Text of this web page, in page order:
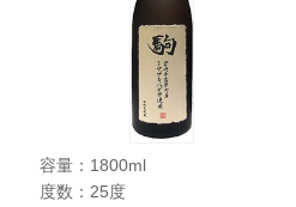
容量：1800ml
度数：25度